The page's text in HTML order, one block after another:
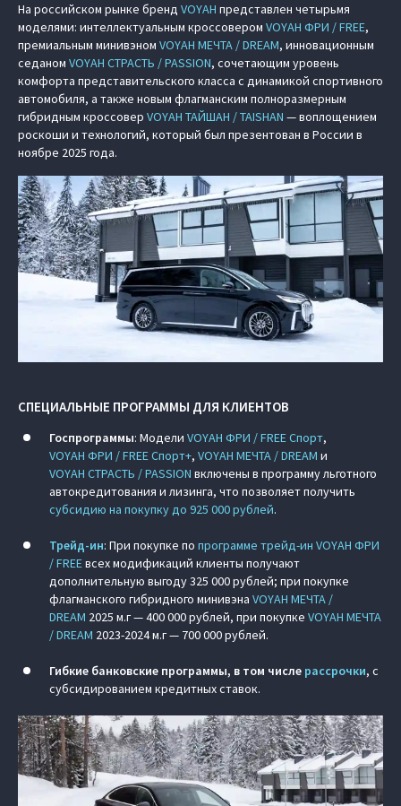
На российском рынке бренд VOYAH представлен четырьмя
моделями: интеллектуальным кроссовером VOYAH ФРИ / FREE,
премиальным минивэном VOYAH МЕЧТА / DREAM, инновационным
седаном VOYAH СТРАСТЬ / PASSION, сочетающим уровень
комфорта представительского класса с динамикой спортивного
автомобиля, а также новым флагманским полноразмерным
гибридным кроссовер VOYAH ТАЙШАН / TAISHAN — воплощением
роскоши и технологий, который был презентован в России в
ноябре 2025 года.
СПЕЦИАЛЬНЫЕ ПРОГРАММЫ ДЛЯ КЛИЕНТОВ
Госпрограммы: Модели VOYAH ФРИ / FREE Спорт,
VOYAH ФРИ / FREE Спорт+, VOYAH МЕЧТА / DREAM и
VOYAH СТРАСТЬ / PASSION включены в программу льготного
автокредитования и лизинга, что позволяет получить
субсидию на покупку до 925 000 рублей.
Трейд-ин: При покупке по программе трейд-ин VOYAH ФРИ
/ FREEвсех модификаций клиенты получают
дополнительную выгоду 325 000 рублей; при покупке
флагманского гибридного минивэна VOYAH МЕЧТА /
DREAM 2025 м.г — 400 000 рублей, при покупке VOYAH МЕЧТА
/ DREAM 2023-2024 м.г — 700 000 рублей.
Гибкие банковские программы, в том числе рассрочки, с
субсидированием кредитных ставок.